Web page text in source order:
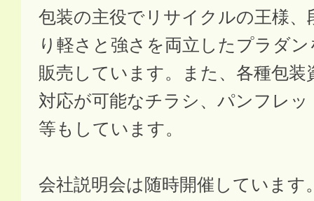
包装の主役でリサイクルの王様
り軽さと強さを両立したプラダ
販売しています。また、各種包
対応が可能なチラシ、パンフレ
等もしています。
会社説明会は随時開催していま